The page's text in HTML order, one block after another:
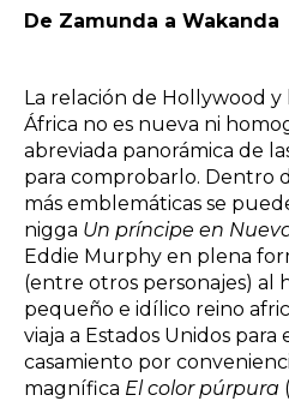
De Zamunda a Wakanda
La relación de Hollywood
África no es nueva ni
abreviada panorámica de
para comprobarlo. Dentro
más emblemáticas se
nigga Un príncipe en
Eddie Murphy en plena
(entre otros personajes) al
pequeño e idílico reino
viaja a Estados Unidos para
casamiento por
magnífica El color púrpura